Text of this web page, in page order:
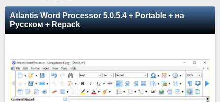
Atlantis Word Processor 5.0.5.4 + Portable + на
Русском + Repack